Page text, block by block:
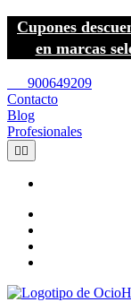
Cupones
en marcas
900649209
Contacto
Blog
Profesionales
 